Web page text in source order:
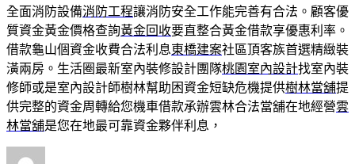
全面消防設備消防工程讓消防安全工作能完善有合法。顧客優
質資金黃金價格查詢黃金回收要直整合黃金借款享優惠利率。
借款龜山個資金收費合法利息東橋建案社區頂客族首選精緻裝
潢兩房。生活圈最新室內裝修設計團隊桃園室內設計找室內裝
修師或是室內設計師樹林幫助困資金短缺危機提供樹林當舖提
供完整的資金周轉給您機車借款承辦雲林合法當舖在地經營雲
林當舖是您在地最可靠資金夥伴利息，